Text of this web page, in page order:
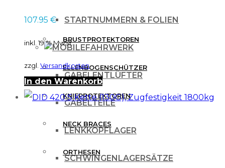
STARTNUMMERN & FOLIEN
FAHRWERK
GABELENTLÜFTER
GABELTEILE
LENKKOPFLAGER
SCHWINGENLAGERSÄTZE
BRUSTPROTEKTOREN
ELLENBOGENSCHÜTZER
KNIEPROTEKTOREN
NECK BRACES
ORTHESEN
107.95 €
inkl. 19 % MwSt.
zzgl. Versandkosten
In den Warenkorb